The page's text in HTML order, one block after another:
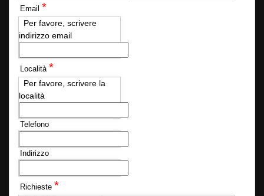
Email *
Per favore, scrivere
indirizzo email
Località *
Per favore, scrivere la
località
Telefono
Indirizzo
Richieste *